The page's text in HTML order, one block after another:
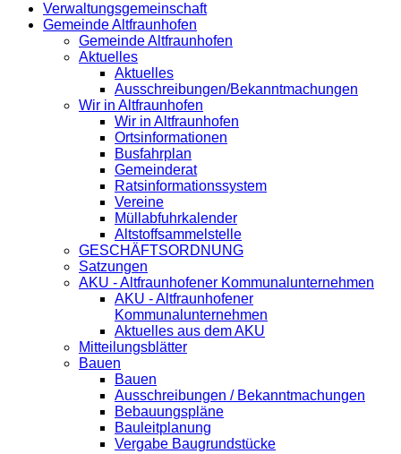
Verwaltungsgemeinschaft
Gemeinde Altfraunhofen
Gemeinde Altfraunhofen
Aktuelles
Aktuelles
Ausschreibungen/Bekanntmachungen
Wir in Altfraunhofen
Wir in Altfraunhofen
Ortsinformationen
Busfahrplan
Gemeinderat
Ratsinformationssystem
Vereine
Müllabfuhrkalender
Altstoffsammelstelle
GESCHÄFTSORDNUNG
Satzungen
AKU - Altfraunhofener Kommunalunternehmen
AKU - Altfraunhofener
Kommunalunternehmen
Aktuelles aus dem AKU
Mitteilungsblätter
Bauen
Bauen
Ausschreibungen / Bekanntmachungen
Bebauungspläne
Bauleitplanung
Vergabe Baugrundstücke